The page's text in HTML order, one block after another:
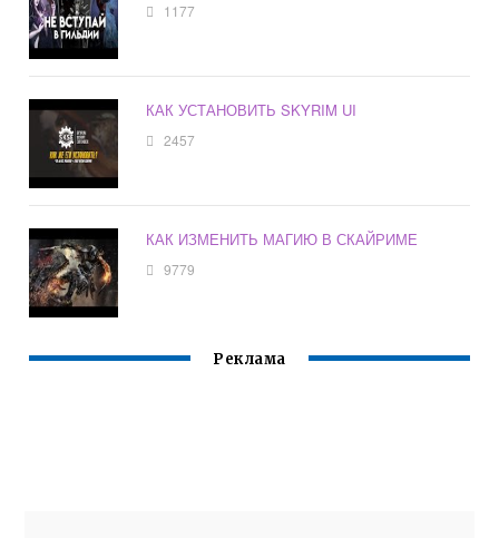
1177
КАК УСТАНОВИТЬ SKYRIM UI
2457
КАК ИЗМЕНИТЬ МАГИЮ В СКАЙРИМЕ
9779
Реклама